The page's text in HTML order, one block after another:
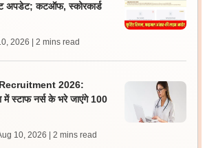
अपडेट; कटऑफ, स्कोरकार्ड
2026 | 2 mins read
2026:
में स्टाफ नर्स के भरे जाएंगे 100
10, 2026 | 2 mins read